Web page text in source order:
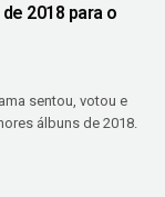
2018 para o
sentou, votou e
álbuns de 2018.